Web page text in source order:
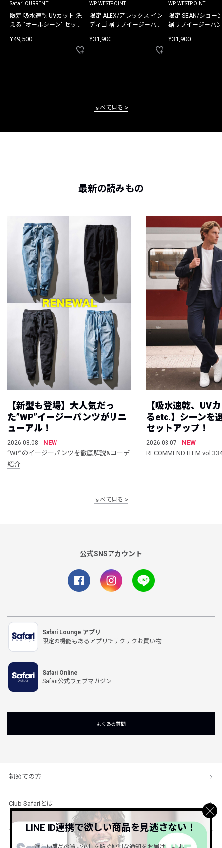
Safari CURRENT
限定 吸水速乾 UVカット 洗
える "オールシーン" セット
¥49,500
WP WESTPOINT
限定 ALEX/アレックス イン
ディゴ 裾リブイージーパン
¥31,900
WP WESTPOINT
限定 SEAN/ショー
裾リブイージーパ
¥31,900
すべて見る
最新の読みもの
【新型も登場】大人気だっ
た”WP”イージーパンツがリニ
ューアル！
2026.08.08
NEW
“WP”のイージーパンツを徹底解説&コーデ
紹介
【吸水速乾、UV
るetc.】シーンを
セットアップ！
2026.08.07
NEW
RECOMMEND ITEM vol.334
すべて見る
公式SNSアカウント
Safari Lounge アプリ
限定の機能もあるアプリでサクサクお買い物
Safari Online
Safari公式ウェブマガジン
よくある質問
初めての方
Club Safariとは
ショッピングガイド
LINE ID連携で欲しい商品を見逃さない！
欲しい商品の買い逃しを防ぐ便利な通知をお届けします。